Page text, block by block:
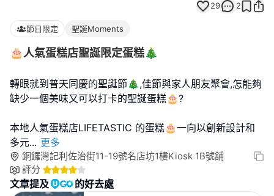
29 2
節日限定 聖誕Moments
🎂人氣蛋糕店聖誕限定蛋糕🎄
轉眼就到普天同慶的聖誕節🎄,佳節與家人朋友聚會,怎能夠
缺少一個美味又可以打卡的聖誕蛋糕🎂?
本地人氣蛋糕店LIFETASTIC 的蛋糕🎂一向以創新設計和
多元... 更多
銅鑼灣記利佐治街11-19號名店坊1樓Kiosk 1B號舖
評分
文章提及 的好去處